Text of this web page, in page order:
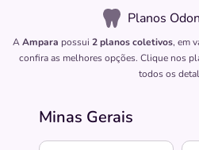
Planos
AAmpara possui 2 planos coletivos, em
confira as melhores opções. Clique nos
todos os
Minas Gerais